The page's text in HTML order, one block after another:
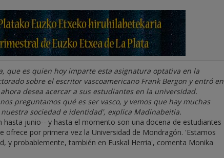
que es quien hoy imparte esta asignatura optativa en la
sobre el escritor vascoamericano Frank Bergon y entró en
desea acercar a sus estudiantes en la universidad.
preguntamos qué es ser vasco, y vemos que hay muchas
sociedad e identidad', explica Madinabeitia.
junio-- y hasta el momento son una docena de estudiantes
por primera vez la Universidad de Mondragón. 'Estamos
y probablemente, también en Euskal Herria', comenta Monika